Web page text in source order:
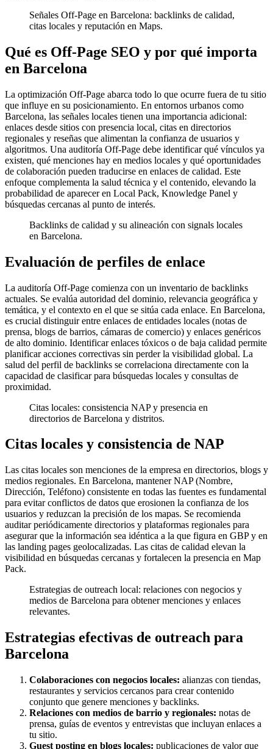
Señales Off-Page en Barcelona: backlinks de calidad,
citas locales y reputación en Maps.
Qué es Off-Page SEO y por qué importa
en Barcelona
La optimización Off-Page abarca todo lo que ocurre fuera de tu sitio
que influye en su posicionamiento. En entornos urbanos como
Barcelona, las señales locales tienen una importancia adicional:
enlaces desde sitios con presencia local, citas en directorios
regionales y reseñas que alimentan la confianza de usuarios y
algoritmos. Una auditoría Off-Page debe identificar qué vínculos ya
existen, qué menciones hay en medios locales y qué oportunidades
de colaboración pueden traducirse en enlaces de calidad. Este
enfoque complementa la salud técnica y el contenido, elevando la
probabilidad de aparecer en Local Pack, Knowledge Panel y
búsquedas cercanas al punto de interés.
Backlinks de calidad y su alineación con signals locales
en Barcelona.
Evaluación de perfiles de enlace
La auditoría Off-Page comienza con un inventario de backlinks
actuales. Se evalúa autoridad del dominio, relevancia geográfica y
temática, y el contexto en el que se sitúa cada enlace. En Barcelona,
es crucial distinguir entre enlaces de entidades locales (notas de
prensa, blogs de barrios, cámaras de comercio) y enlaces genéricos
de alto dominio. Identificar enlaces tóxicos o de baja calidad permite
planificar acciones correctivas sin perder la visibilidad global. La
salud del perfil de backlinks se correlaciona directamente con la
capacidad de clasificar para búsquedas locales y consultas de
proximidad.
Citas locales: consistencia NAP y presencia en
directorios de Barcelona y distritos.
Citas locales y consistencia de NAP
Las citas locales son menciones de la empresa en directorios, blogs y
medios regionales. En Barcelona, mantener NAP (Nombre,
Dirección, Teléfono) consistente en todas las fuentes es fundamental
para evitar conflictos de datos que erosionen la confianza de los
usuarios y reduzcan la precisión de los mapas. Se recomienda
auditar periódicamente directorios y plataformas regionales para
asegurar que la información sea idéntica a la que figura en GBP y en
las landing pages geolocalizadas. Las citas de calidad elevan la
visibilidad en búsquedas cercanas y fortalecen la presencia en Map
Pack.
Estrategias de outreach local: relaciones con negocios y
medios de Barcelona para obtener menciones y enlaces
relevantes.
Estrategias efectivas de outreach para
Barcelona
Colaboraciones con negocios locales: alianzas con tiendas,
restaurantes y servicios cercanos para crear contenido
conjunto que genere menciones y backlinks.
Relaciones con medios de barrio y regionales: notas de
prensa, guías de eventos y entrevistas que incluyan enlaces a
tu sitio.
Guest posting en blogs locales: publicaciones de valor que